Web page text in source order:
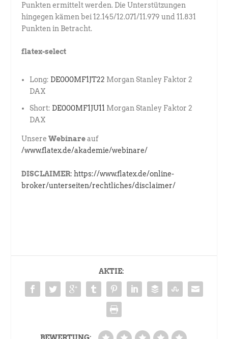
Punkten ermittelt werden. Die Unterstützungen
hingegen kämen bei 12.145/12.071/11.979 und 11.831
Punkten in Betracht.
flatex-select
Long: DE000MF1JT22 Morgan Stanley Faktor 2
DAX
Short: DE000MF1JU11 Morgan Stanley Faktor 2
DAX
UnsereWebinareauf
/www.flatex.de/akademie/webinare/
DISCLAIMER: https://www.flatex.de/online-
broker/unterseiten/rechtliches/disclaimer/
AKTIE: